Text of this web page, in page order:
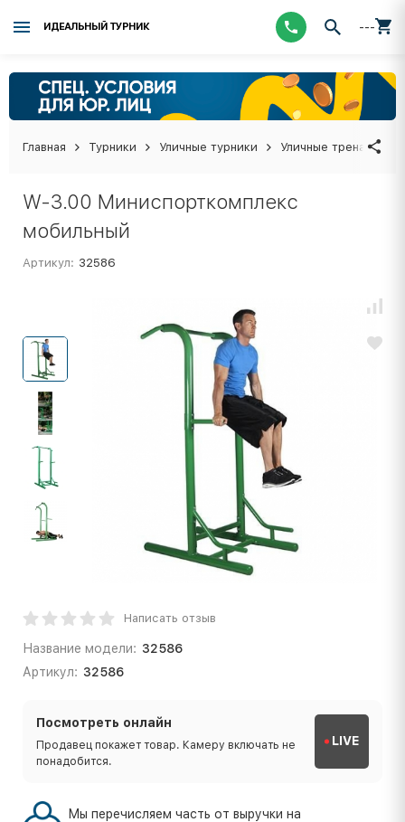
ИДЕАЛЬНЫЙ ТУРНИК ---
Главная Турники Уличные турники Уличные тренажеры,
W-3.00 Миниспорткомплекс
мобильный
Артикул: 32586
Написать отзыв
Название модели: 32586
Артикул: 32586
Посмотреть онлайн
Продавец покажет товар. Камеру включать не
понадобится.
LIVE
Мы перечисляем часть от выручки на